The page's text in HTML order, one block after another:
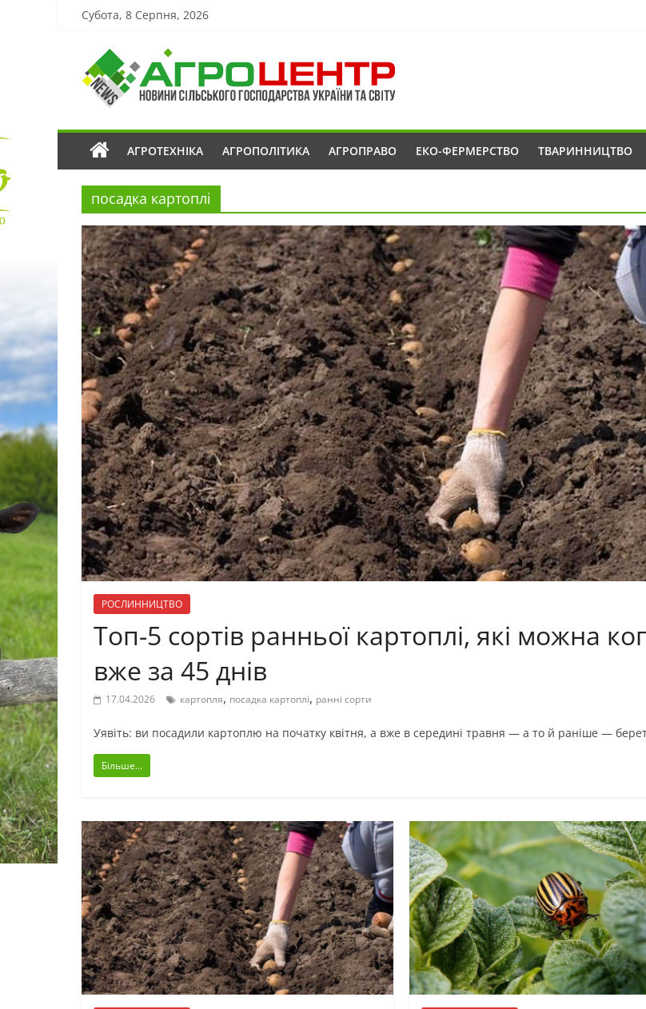
Субота, 8 Серпня, 2026
АГРОТЕХНІКА АГРОПОЛІТИКА АГРОПРАВО ЕКО-ФЕРМЕРСТВО ТВАРИННИЦТВО
посадка картоплі
РОСЛИННИЦТВО
Топ-5 сортів ранньої картоплі, які можна
вже за 45 днів
17.04.2026 картопля, посадка картоплі, ранні сорти
Уявіть: ви посадили картоплю на початку квітня, а вже в середині травня — а то й раніше —
Більше...